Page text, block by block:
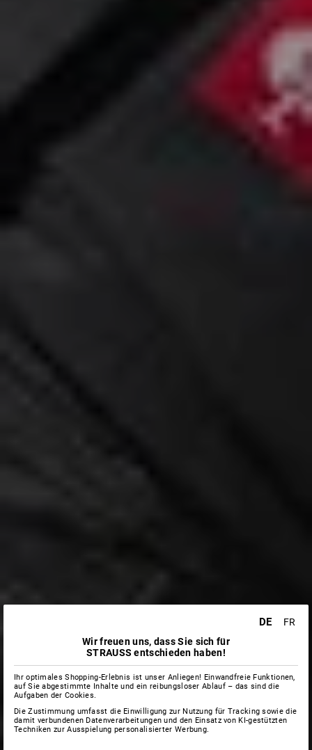
DE
FR
Wir freuen uns, dass Sie sich für
STRAUSS entschieden haben!
Ihr optimales Shopping-Erlebnis ist unser Anliegen! Einwandfreie Funktionen,
auf Sie abgestimmte Inhalte und ein reibungsloser Ablauf – das sind die
Aufgaben der Cookies.
Die Zustimmung umfasst die Einwilligung zur Nutzung für Tracking sowie die
damit verbundenen Datenverarbeitungen und den Einsatz von KI-gestützten
Techniken zur Ausspielung personalisierter Werbung.